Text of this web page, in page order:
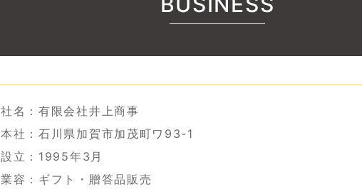
社名：有限会社井上商事
本社：石川県加賀市加茂町ワ93-1
設立：1995年3月
業容：ギフト・贈答品販売